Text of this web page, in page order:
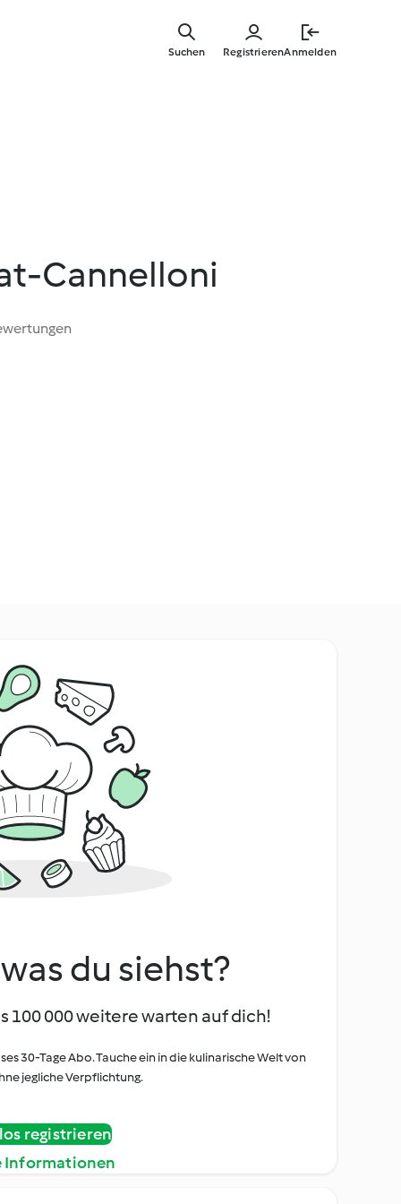
RegistrierenAnmelden
Suchen
Cannelloni
du siehst?
100 000 weitere warten auf dich!
30-Tage Abo. Tauche ein in die kulinarische Welt von
jegliche Verpflichtung.
registrieren
Informationen